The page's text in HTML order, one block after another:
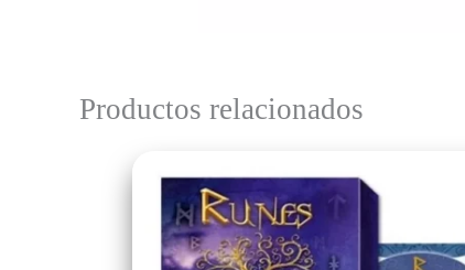
Productos relacionados